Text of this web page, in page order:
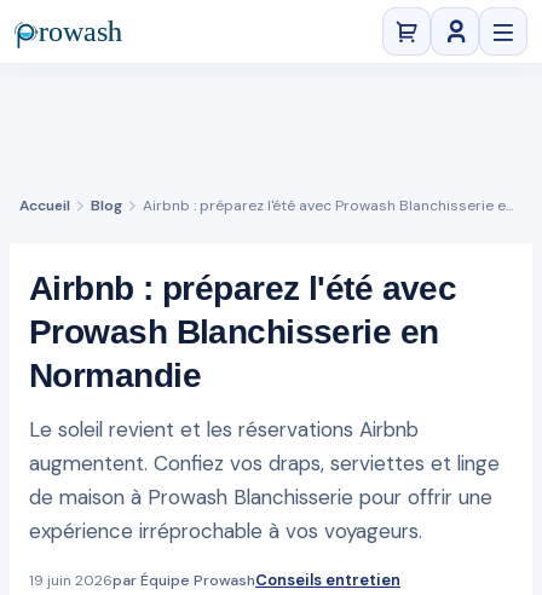
Se
Accueil Blog Airbnb : préparez l'été avec Prowash Blanchisserie e...
Airbnb : préparez l'été avec
Prowash Blanchisserie en
Normandie
Le soleil revient et les réservations Airbnb
augmentent. Confiez vos draps, serviettes et linge
de maison à Prowash Blanchisserie pour offrir une
expérience irréprochable à vos voyageurs.
19 juin 2026par Équipe ProwashConseils entretien